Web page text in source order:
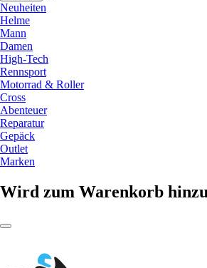
Neuheiten
Helme
Mann
Damen
High-Tech
Rennsport
Motorrad & Roller
Cross
Abenteuer
Reparatur
Gepäck
Outlet
Marken
Wird zum Warenkorb